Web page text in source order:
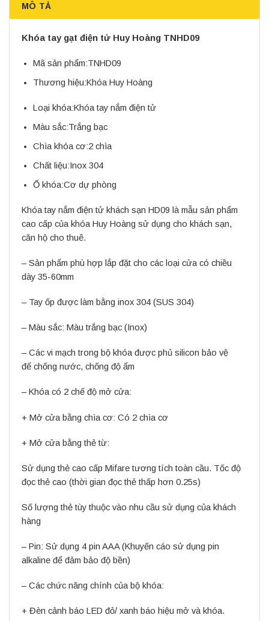
MÔ TẢ
Khóa tay gạt điện tử Huy Hoàng TNHD09
Mã sản phẩm:TNHD09
Thương hiệu:Khóa Huy Hoàng
Loại khóa:Khóa tay nắm điện tử
Màu sắc:Trắng bạc
Chìa khóa cơ:2 chìa
Chất liệu:Inox 304
Ổ khóa:Cơ dự phòng
Khóa tay nắm điện tử khách sạn HD09 là mẫu sản phẩm
cao cấp của khóa Huy Hoàng sử dụng cho khách sạn,
căn hộ cho thuê.
– Sản phẩm phù hợp lắp đặt cho các loại cửa có chiều
dày 35-60mm
– Tay ốp được làm bằng inox 304 (SUS 304)
– Màu sắc: Màu trắng bạc (Inox)
– Các vi mạch trong bộ khóa được phủ silicon bảo vệ
để chống nước, chống độ ẩm
– Khóa có 2 chế độ mở cửa:
+ Mở cửa bằng chìa cơ: Có 2 chìa cơ
+ Mở cửa bằng thẻ từ:
Sử dụng thẻ cao cấp Mifare tương tích toàn cầu. Tốc độ
đọc thẻ cao (thời gian đọc thẻ thấp hơn 0.25s)
Số lượng thẻ tùy thuộc vào nhu cầu sử dụng của khách
hàng
– Pin: Sử dụng 4 pin AAA (Khuyến cáo sử dụng pin
alkaline để đảm bảo độ bền)
– Các chức năng chính của bộ khóa:
+ Đèn cảnh báo LED đỏ/ xanh báo hiệu mở và khóa.